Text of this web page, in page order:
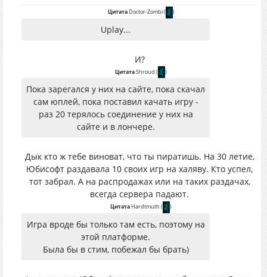
ЦитатаDoctor-Zombi( )
Uplay...
И?
ЦитатаShroud ( )
Пока зарегался у них на сайте, пока скачал
сам юплей, пока поставил качать игру -
раз 20 терялось соединение у них на
сайте и в лончере.
Дык кто ж тебе виноват, что ты пиратишь. На 30 летие,
Юбисофт раздавала 10 своих игр на халяву. Кто успел,
тот забрал. А на распродажах или на таких раздачах,
всегда сервера падают.
ЦитатаHardtmuth ( )
Игра вроде бы только там есть, поэтому на
этой платформе.
Была бы в стим, побежал бы брать)